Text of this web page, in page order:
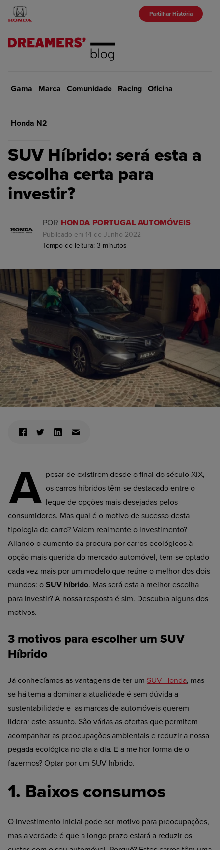
Partilhar História
Gama Marca Comunidade Racing Oficina
Honda N2
VOLTAR Início Marca
MARCA
SUV Híbrido: será esta a
escolha certa para
investir?
POR HONDA PORTUGAL AUTOMÓVEIS
Publicado em 14 de Junho 2022
Tempo de leitura: 3 minutos
A pesar de existirem desde o final do século XIX,
os carros híbridos têm-se destacado entre o
leque de opções mais desejadas pelos
consumidores. Mas qual é o motivo de sucesso desta
tipologia de carro? Valem realmente o investimento?
Aliando o aumento da procura por carros ecológicos à
opção mais querida do mercado automóvel, tem-se optado
cada vez mais por um modelo que reúne o melhor dos dois
mundos: o SUV híbrido. Mas será esta a melhor escolha
para investir? A nossa resposta é sim. Descubra alguns dos
motivos.
3 motivos para escolher um SUV
Híbrido
Já conhecíamos as vantagens de ter um SUV Honda, mas
se há tema a dominar a atualidade é sem dúvida a
sustentabilidade e as marcas de automóveis querem
liderar este assunto. São várias as ofertas que permitem
acompanhar as preocupações ambientais e reduzir a nossa
pegada ecológica no dia a dia. E a melhor forma de o
fazermos? Optar por um SUV híbrido.
1. Baixos consumos
O investimento inicial pode ser motivo para preocupações,
mas a verdade é que a longo prazo estará a reduzir os